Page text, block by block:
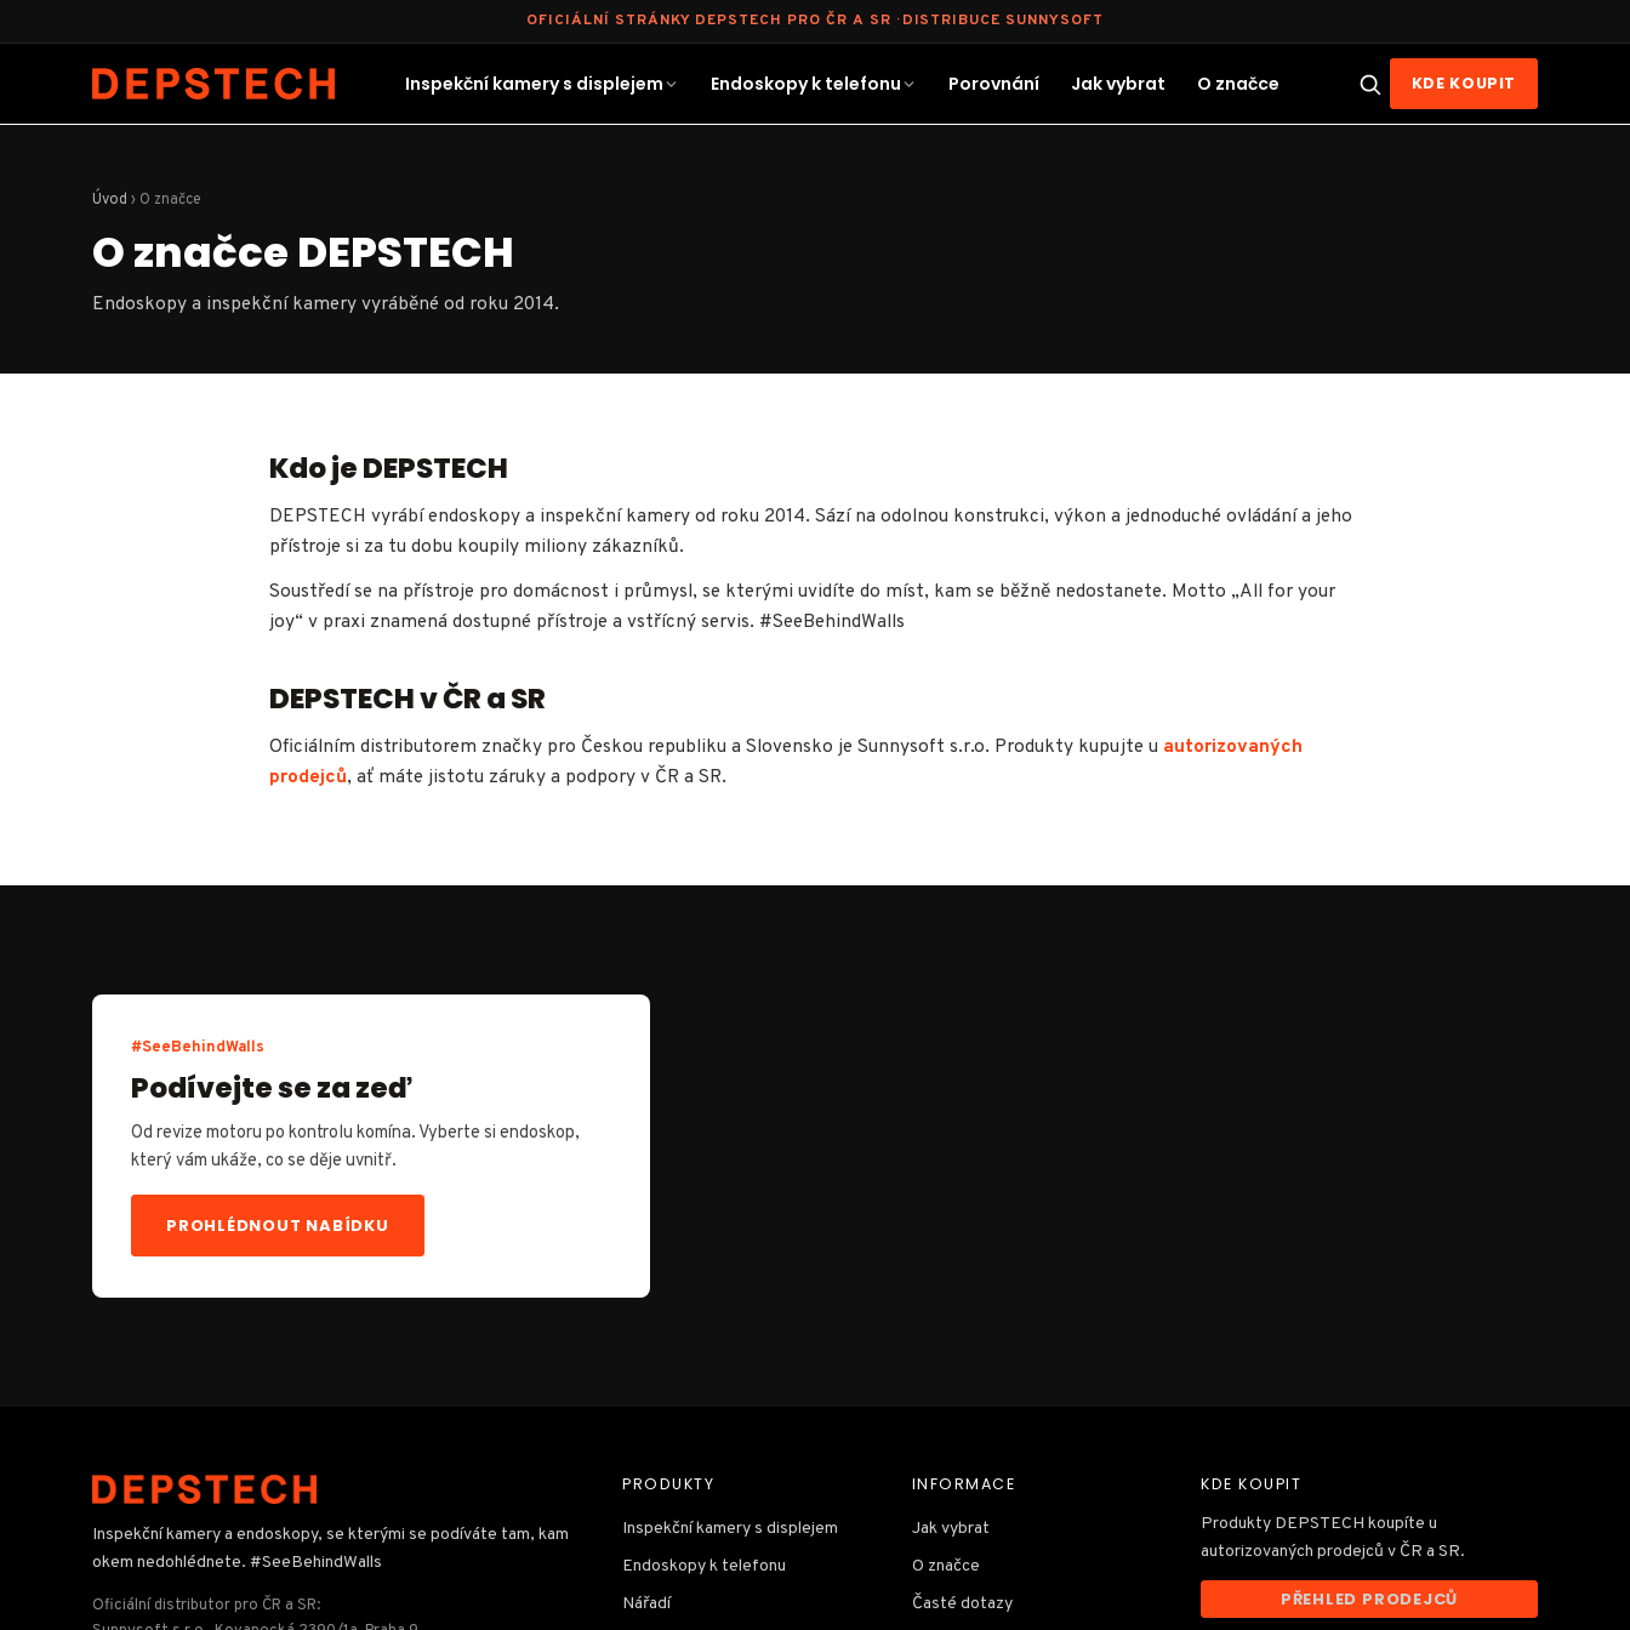
OFICIÁLNÍ STRÁNKY DEPSTECH PRO ČR A SR · DISTRIBUCE SUNNYSOFT
Inspekční kamery s displejem Endoskopy k telefonu Porovnání Jak vybrat O značce KDE KOUPIT
Úvod › O značce
O značce DEPSTECH
Endoskopy a inspekční kamery vyráběné od roku 2014.
Kdo je DEPSTECH
DEPSTECH vyrábí endoskopy a inspekční kamery od roku 2014. Sází na odolnou konstrukci, výkon a jednoduché ovládání a jeho
přístroje si za tu dobu koupily miliony zákazníků.
Soustředí se na přístroje pro domácnost i průmysl, se kterými uvidíte do míst, kam se běžně nedostanete. Motto „All for your
joy“ v praxi znamená dostupné přístroje a vstřícný servis. #SeeBehindWalls
DEPSTECH v ČR a SR
Oficiálním distributorem značky pro Českou republiku a Slovensko je Sunnysoft s.r.o. Produkty kupujte u autorizovaných
prodejců, ať máte jistotu záruky a podpory v ČR a SR.
#SeeBehindWalls
Podívejte se za zeď
Od revize motoru po kontrolu komína. Vyberte si endoskop,
který vám ukáže, co se děje uvnitř.
PROHLÉDNOUT NABÍDKU
Inspekční kamery a endoskopy, se kterými se podíváte tam, kam
okem nedohlédnete. #SeeBehindWalls
Oficiální distributor pro ČR a SR:
PRODUKTY
Inspekční kamery s displejem
Endoskopy k telefonu
Nářadí
INFORMACE
Jak vybrat
O značce
Časté dotazy
KDE KOUPIT
Produkty DEPSTECH koupíte u
autorizovaných prodejců v ČR a SR.
PŘEHLED PRODEJCŮ